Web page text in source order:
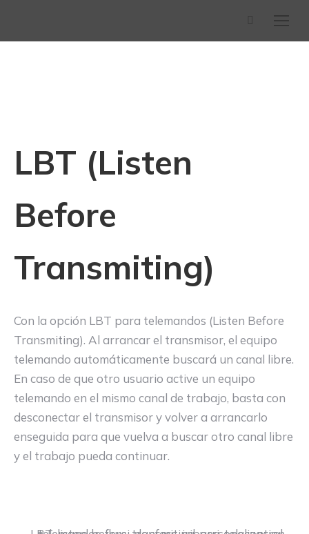
Buscar:
LBT (Listen
Before
Transmiting)
Con la opción LBT para telemandos (Listen Before
Transmiting). Al arrancar el transmisor, el equipo
telemando automáticamente buscará un canal libre.
En caso de que otro usuario active un equipo
telemando en el mismo canal de trabajo, basta con
desconectar el transmisor y volver a arrancarlo
enseguida para que vuelva a buscar otro canal libre
y el trabajo pueda continuar.